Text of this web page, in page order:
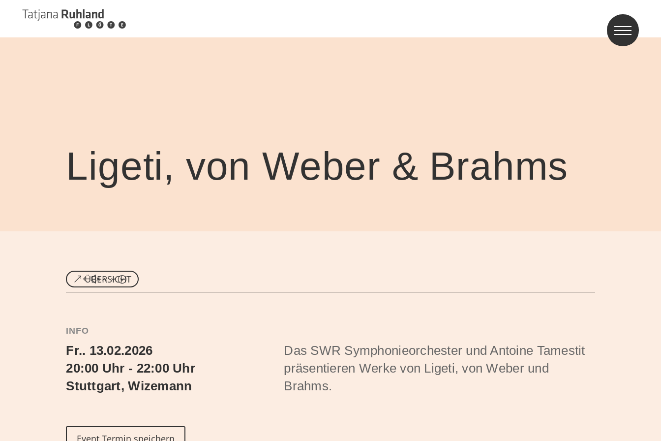
Ligeti, von Weber & Brahms
ÜBERSICHT
INFO
Fr.. 13.02.2026
20:00 Uhr - 22:00 Uhr
Stuttgart, Wizemann
Das SWR Symphonieorchester und Antoine Tamestit
präsentieren Werke von Ligeti, von Weber und
Brahms.